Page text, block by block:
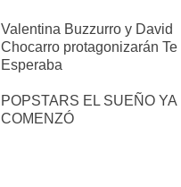
Valentina Buzzurro y David
Chocarro protagonizarán Te
Esperaba
POPSTARS EL SUEÑO YA
COMENZÓ